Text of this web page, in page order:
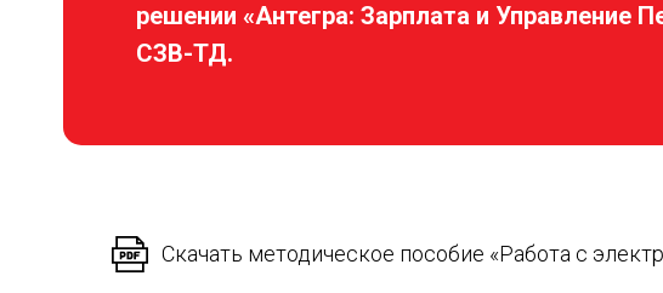
решении «Антегра: Зарплата и
СЗВ-ТД.
Скачать методическое пособие «Работа с